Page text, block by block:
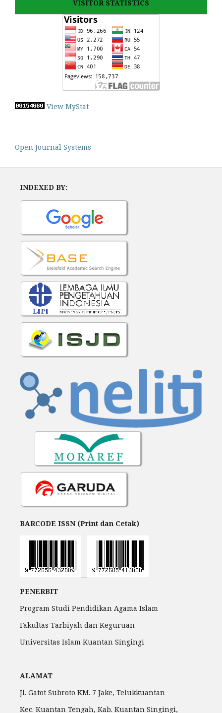
VISITOR STATISTICS
View MyStat
Open Journal Systems
INDEXED BY:
BARCODE ISSN (Print dan Cetak)
PENERBIT
Program Studi Pendidikan Agama Islam
Fakultas Tarbiyah dan Keguruan
Universitas Islam Kuantan Singingi
ALAMAT
Jl. Gatot Subroto KM. 7 Jake, Telukkuantan
Kec. Kuantan Tengah, Kab. Kuantan Singingi,